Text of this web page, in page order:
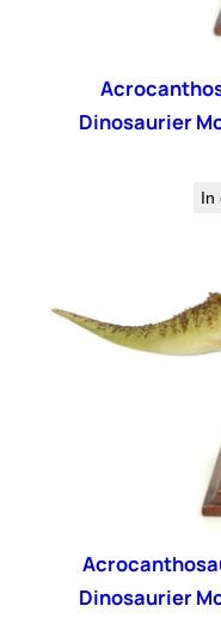
Dinosaurier
In
Dinosaurier